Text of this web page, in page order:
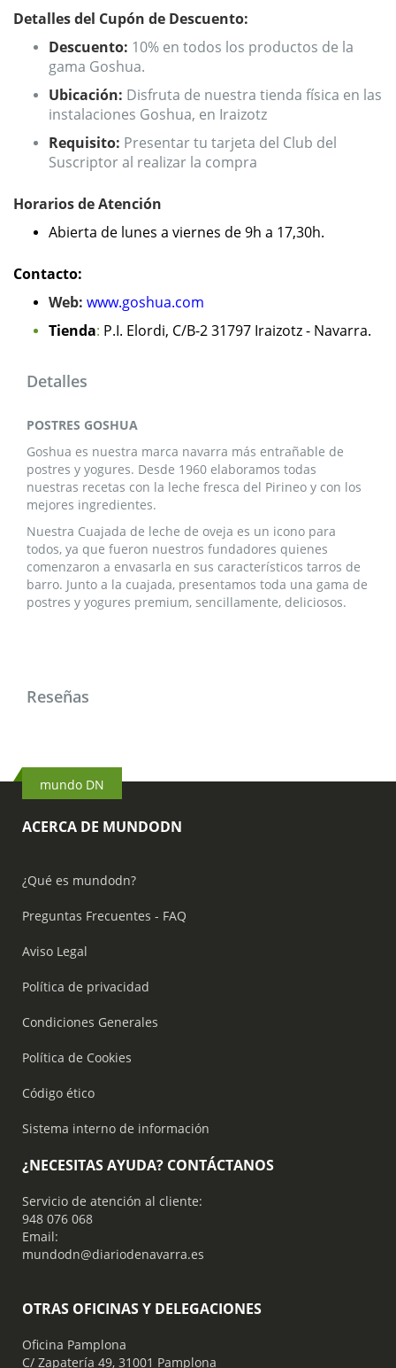
Detalles del Cupón de Descuento:
Descuento: 10% en todos los productos de la
gama Goshua.
Ubicación: Disfruta de nuestra tienda física en las
instalaciones Goshua, en Iraizotz
Requisito: Presentar tu tarjeta del Club del
Suscriptor al realizar la compra
Horarios de Atención
Abierta de lunes a viernes de 9h a 17,30h.
Contacto:
Web: www.goshua.com
Tienda: P.I. Elordi, C/B-2 31797 Iraizotz - Navarra.
Detalles
POSTRES GOSHUA
Goshua es nuestra marca navarra más entrañable de
postres y yogures. Desde 1960 elaboramos todas
nuestras recetas con la leche fresca del Pirineo y con los
mejores ingredientes.
Nuestra Cuajada de leche de oveja es un icono para
todos, ya que fueron nuestros fundadores quienes
comenzaron a envasarla en sus característicos tarros de
barro. Junto a la cuajada, presentamos toda una gama de
postres y yogures premium, sencillamente, deliciosos.
Reseñas
mundo DN
ACERCA DE MUNDODN
¿Qué es mundodn?
Preguntas Frecuentes - FAQ
Aviso Legal
Política de privacidad
Condiciones Generales
Política de Cookies
Código ético
Sistema interno de información
¿NECESITAS AYUDA? CONTÁCTANOS
Servicio de atención al cliente:
948 076 068
Email:
mundodn@diariodenavarra.es
OTRAS OFICINAS Y DELEGACIONES
Oficina Pamplona
C/ Zapatería 49, 31001 Pamplona